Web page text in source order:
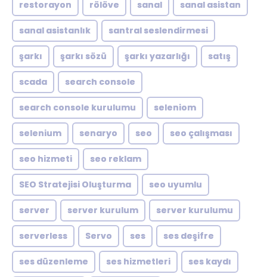
restorayon rölöve sanal sanal asistan
sanal asistanlık santral seslendirmesi
şarkı şarkı sözü şarkı yazarlığı satış
scada search console
search console kurulumu seleniom
selenium senaryo seo seo çalışması
seo hizmeti seo reklam
SEO Stratejisi Oluşturma seo uyumlu
server server kurulum server kurulumu
serverless Servo ses ses deşifre
ses düzenleme ses hizmetleri ses kaydı